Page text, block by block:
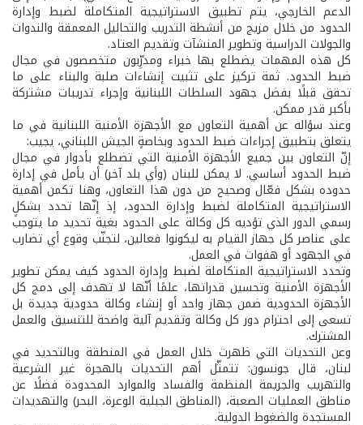
الدعم الخارجي، يتم تطبيق الاستراتيجية المتكاملة لضبط وإدارة
الحدود من خلال مزيج من أنشطة التدريب والتحاليل المعمقة والندوات
والجولات الدراسية وتطوير المنشآت وتقديم العتاد.
كل هذه المهمات يضطلع بها خبراء ومدرِّبون متخصصون في مجال
ضبط الحدود. ثمة تركيز على تثبيت إنشاءات صلبة والبناء على ما
تحقق قبلًا بفضل جهود السلطات اللبنانية وإجراء تدريبات مشتركة
بأكبر قدر ممكن.
وعند سؤاله عن أهمية التعاون مع الأجهزة الأمنية اللبنانية في ما
يتعلق بتطبيق إجراءات ضبط الحدود وبخاصةٍ الجيش اللبناني، يجيب:
إنّ التعاون بين جميع الأجهزة الأمنية التي تضطلع بأدوار في مجال
ضبط الحدود أساسي. لا يمكن للبنان (وأي بلد آخر) أن يأمل في إدارة
حدوده بشكل فعّال وصحيح من دون هذا التعاون، وهنا تكمن أهمية
الاستراتيجية المتكاملة لضبط وإدارة الحدود، إذ إنّها تحدد بشكلٍ
رسمي الدور الذي تؤديه كل وكالة على الحدود بغية تحديد ما يتوجب
على عناصر كل جهاز القيام به ليكونوا فعالين، لتجنّب وقوع أي تضارب
في الجهود أو هفوات في العمل.
وتحدد الاستراتيجية المتكاملة لضبط وإدارة الحدود كيف يمكن تطوير
الأجهزة الأمنية وتحسين قدراتها، علمًا أنّها لا تهدف إلى دمج كل
الأجهزة الحدودية ضمن جهاز واحد أو إنشاء وكالة حدودية جديدة بل
تسعى إلى احترام دور كل وكالة وتقديم آلية واضحة للتنسيق والعمل
المشترك.
وعن التحديات التي ظهرت خلال العمل في المنطقة وبالتحديد في
لبنان، قال جونسون: تتمثّل أهم التحديات بالهجرة غير الشرعية
والتهريب والجريمة المنظمة والفساد والموارد المحدودة فضلًا عن
مناطق العمليات الصعبة، (المناطق الجبلية الوعرة، البحر) والتهديدات
المستجدة والضغوط الدولية.